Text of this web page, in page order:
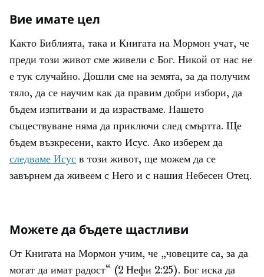
Вие имате цел
Както Библията, така и Книгата на Мормон учат, че
преди този живот сме живели с Бог. Никой от нас не
е тук случайно. Дошли сме на земята, за да получим
тяло, да се научим как да правим добри избори, да
бъдем изпитвани и да израстваме. Нашето
съществуване няма да приключи след смъртта. Ще
бъдем възкресени, както Исус. Ако изберем да
следваме Исус в този живот, ще можем да се
завърнем да живеем с Него и с нашия Небесен Отец.
Можете да бъдете щастливи
От Книгата на Мормон учим, че „човеците са, за да
могат да имат радост“ (2 Нефи 2:25). Бог иска да